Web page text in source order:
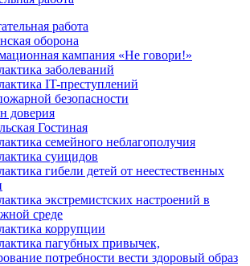
работа
оборона
кампания «Не говори!»
заболеваний
IT-преступлений
безопасности
доверия
Гостиная
семейного неблагополучия
суицидов
гибели детей от неестественных
экстремистских настроений в
среде
коррупции
пагубных привычек,
потребности вести здоровый образ